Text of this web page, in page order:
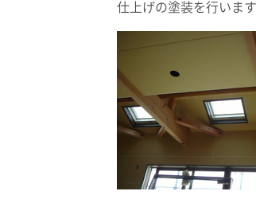
仕上げの塗装を行います